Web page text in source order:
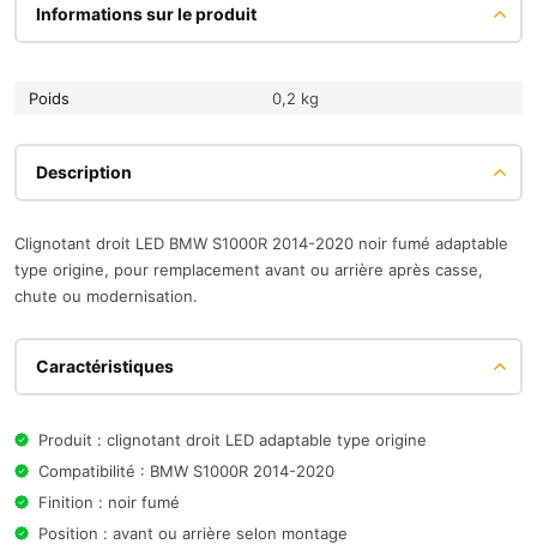
Informations sur le produit
Poids 0,2 kg
Description
Clignotant droit LED BMW S1000R 2014-2020 noir fumé adaptable
type origine, pour remplacement avant ou arrière après casse,
chute ou modernisation.
Caractéristiques
Produit : clignotant droit LED adaptable type origine
Compatibilité : BMW S1000R 2014-2020
Finition : noir fumé
Position : avant ou arrière selon montage